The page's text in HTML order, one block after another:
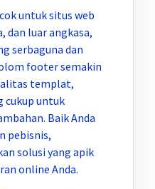
untuk situs web
dan luar angkasa,
serbaguna dan
footer semakin
templat,
cukup untuk
Baik Anda
pebisnis,
solusi yang apik
online Anda.